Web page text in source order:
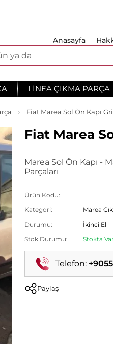
Anasayfa
LINEA ÇIKMA PARÇA
Fiat Marea Sol Ön Kapı
Fiat Marea
Marea Sol Ön Kapı -
Parçaları
Ürün Kodu:
Kategori:
Marea
Durumu:
İkinci El
Stok Durumu:
Stokta
Telefon:
Paylaş